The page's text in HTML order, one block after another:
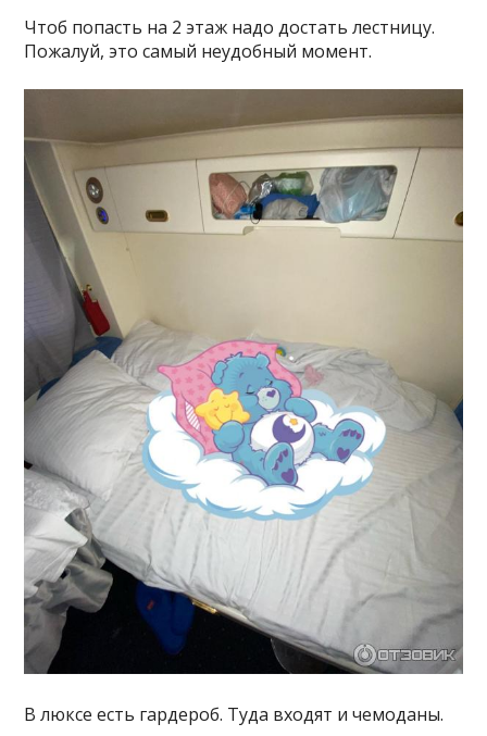
Чтоб попасть на 2 этаж надо достать лестницу.
Пожалуй, это самый неудобный момент.
В люксе есть гардероб. Туда входят и чемоданы.